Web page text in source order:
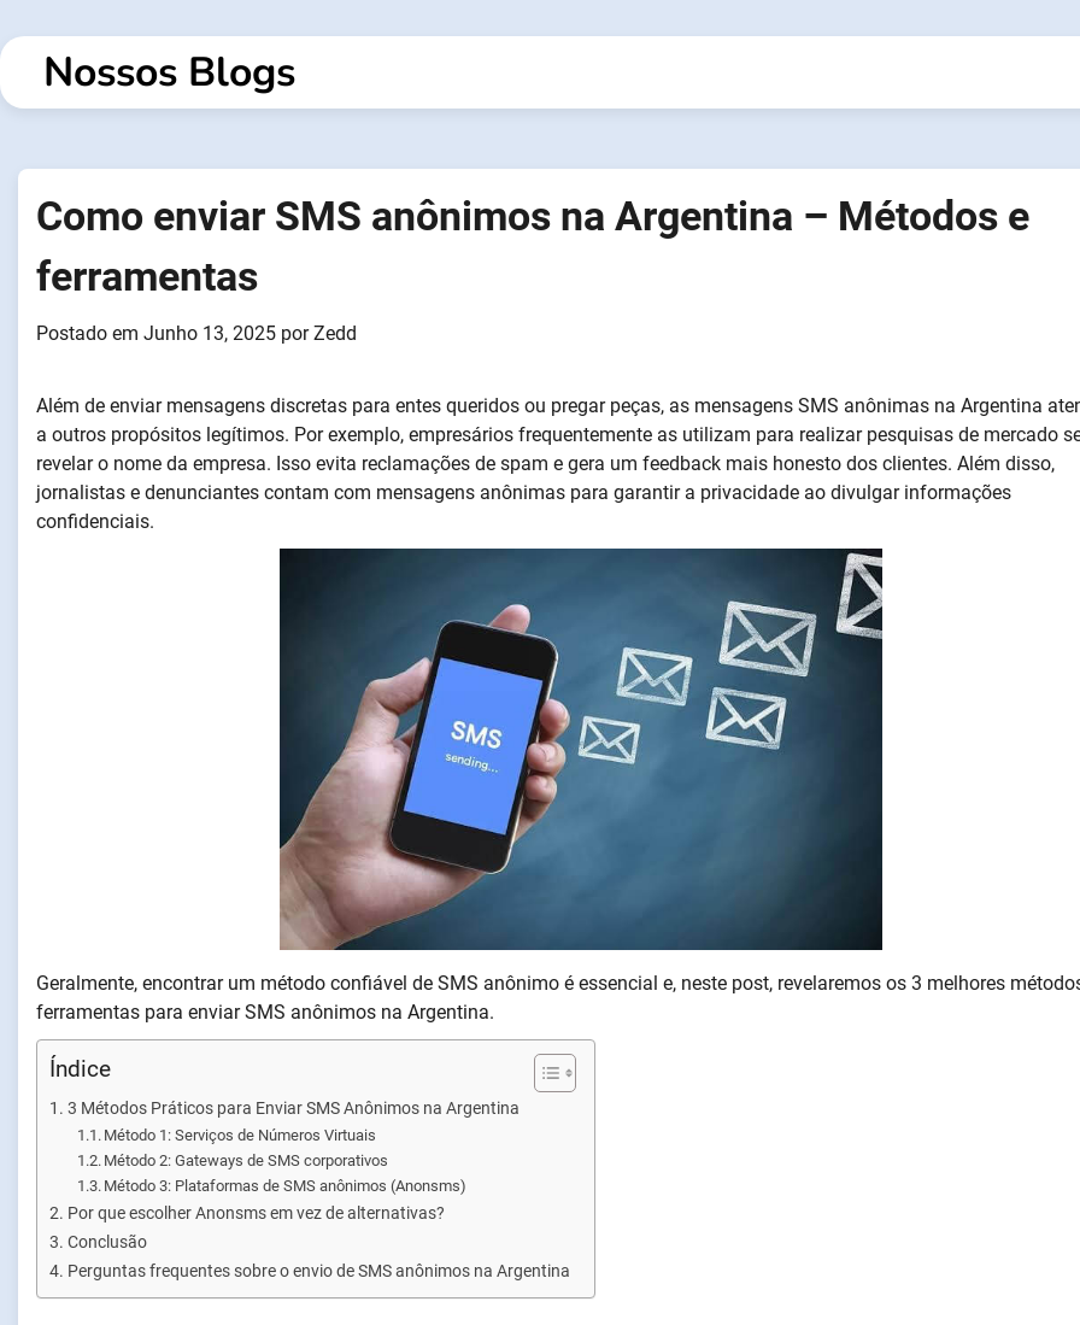
para
conteúdoNossos Blogs
Como enviar SMS anônimos na Argentina – Métodos e
ferramentas
Postado em Junho 13, 2025 porZedd
Além de enviar mensagens discretas para entes queridos ou pregar peças, as mensagens SMS anônimas na Argentina
a outros propósitos legítimos. Por exemplo, empresários frequentemente as utilizam para realizar pesquisas de mercado
revelar o nome da empresa. Isso evita reclamações de spam e gera um feedback mais honesto dos clientes. Além disso,
jornalistas e denunciantes contam com mensagens anônimas para garantir a privacidade ao divulgar informações
confidenciais.
Geralmente, encontrar um método confiável de SMS anônimo é essencial e, neste post, revelaremos os 3 melhores
ferramentas para enviar SMS anônimos na Argentina.
Índice
3 Métodos Práticos para Enviar SMS Anônimos na Argentina
Método 1: Serviços de Números Virtuais
Método 2: Gateways de SMS corporativos
Método 3: Plataformas de SMS anônimos (Anonsms)
Por que escolher Anonsms em vez de alternativas?
Conclusão
Perguntas frequentes sobre o envio de SMS anônimos na Argentina